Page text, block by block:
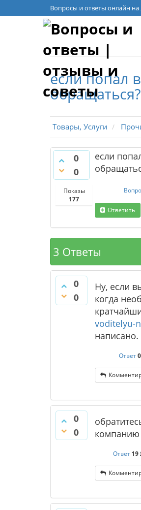
Вопросы и ответы онлайн
если попал
обращаться?
Товары, Услуги
0
0
Показы
177
если
Ответить
3 Ответы
0
0
Ну, если
когда
voditelyu-
Ответ
0
0
компанию
Ответ 19